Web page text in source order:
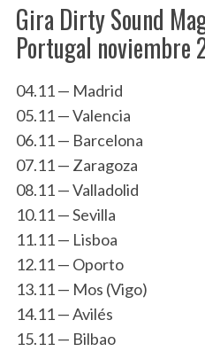
Gira Dirty Sound
Portugal noviembre
04.11 — Madrid
05.11 — Valencia
06.11 — Barcelona
07.11 — Zaragoza
08.11 — Valladolid
10.11 — Sevilla
11.11 — Lisboa
12.11 — Oporto
13.11 — Mos (Vigo)
14.11 — Avilés
15.11 — Bilbao